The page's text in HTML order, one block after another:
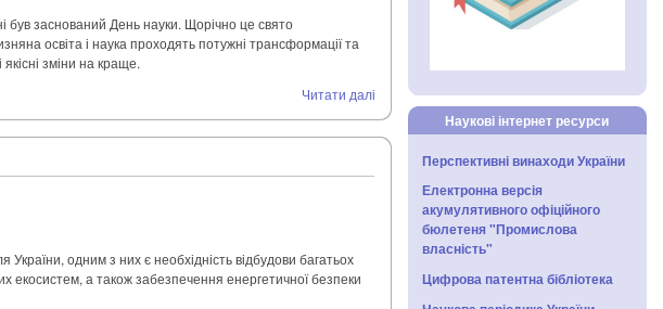
був заснований День науки. Щорічно це свято
освіта і наука проходять потужні трансформації та
зміни на краще.
Читати далі
одним з них є необхідність відбудови багатьох
екосистем, а також забезпечення енергетичної безпеки
Наукові інтернет ресурси
Перспективні винаходи України
Електронна версія
акумулятивного офіційного
бюлетеня "Промислова
власність"
Цифрова патентна бібліотека